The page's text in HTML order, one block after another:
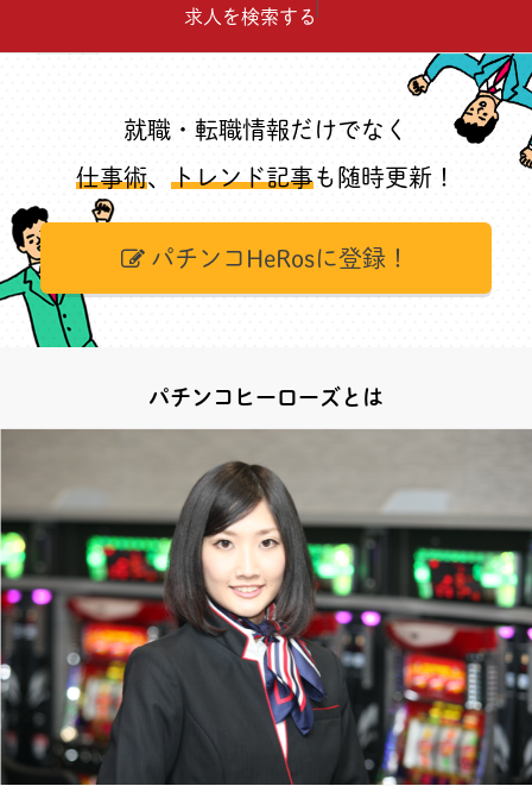
求人を検索する
就職・転職情報だけでなく
仕事術、 トレンド記事も随時更新！
パチンコHeRosに登録！
パチンコヒーローズとは